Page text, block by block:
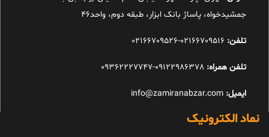
جمشیدخواه، پاساژ بانک ابزار، طبقه دوم، واحد46
تلفن:
تلفن همراه: 09122986378-09362227747
ایمیل:
نماد الکترونیک